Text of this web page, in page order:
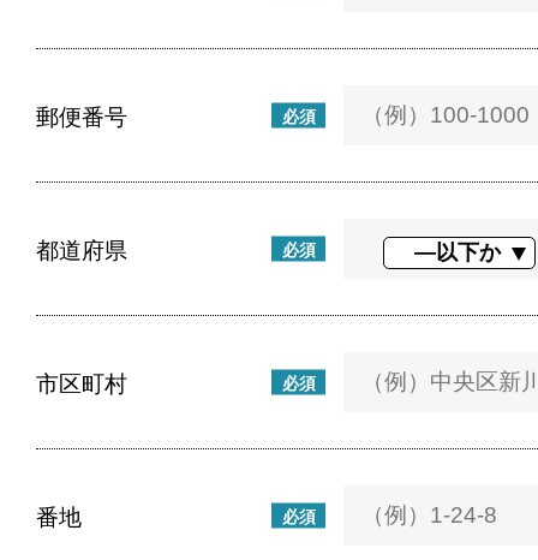
郵便番号 必須
都道府県 必須
市区町村 必須
番地 必須